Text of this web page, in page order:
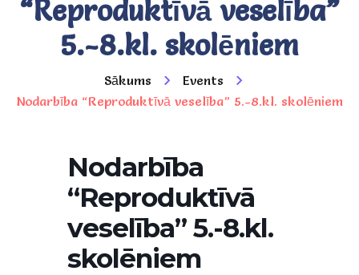
“Reproduktīvā veselība”
5.-8.kl. skolēniem
Sākums
Events
Nodarbība “Reproduktīvā veselība” 5.-8.kl. skolēniem
Nodarbība
“Reproduktīvā
veselība” 5.-8.kl.
skolēniem